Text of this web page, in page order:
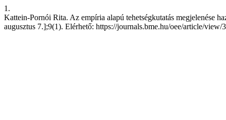
1.
Kattein-Pornói Rita. Az empíria alapú tehetségkutatás megjelenése
augusztus 7.];9(1). Elérhető: https://journals.bme.hu/oee/article/view/